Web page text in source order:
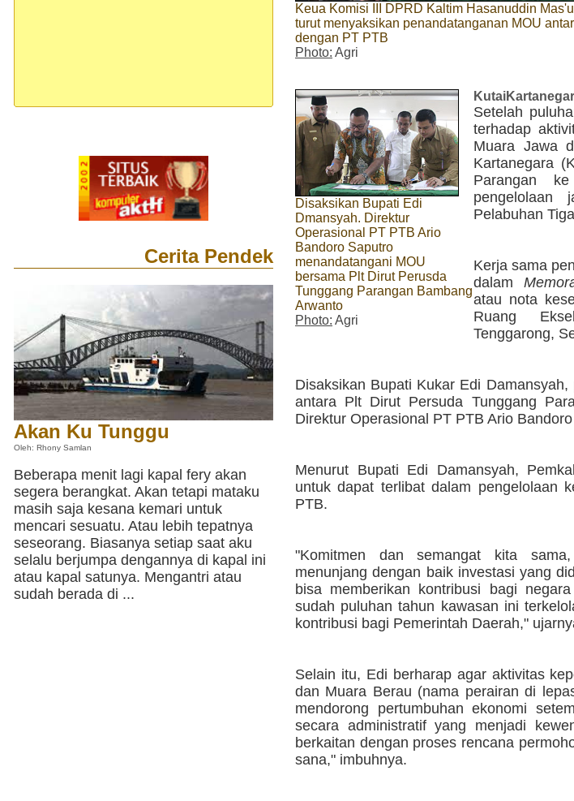
Cerita Pendek
Akan Ku Tunggu
Oleh: Rhony Samlan
Beberapa menit lagi kapal fery akan
segera berangkat. Akan tetapi mataku
masih saja kesana kemari untuk
mencari sesuatu. Atau lebih tepatnya
seseorang. Biasanya setiap saat aku
selalu berjumpa dengannya di kapal ini
atau kapal satunya. Mengantri atau
sudah berada di ...
Keua Komisi III DPRD Kaltim Hasanuddin
turut menyaksikan penandatanganan MOU
dengan PT PTB
Photo: Agri
Disaksikan Bupati Edi
Dmansyah. Direktur
Operasional PT PTB Ario
Bandoro Saputro
menandatangani MOU
bersama Plt Dirut Perusda
Tunggang Parangan Bambang
Arwanto
Photo: Agri
Setelah
terhadap
Muara Jawa
Kartanegara
Parangan
pengelolaan
Pelabuhan
Kerja sama
dalam
atau nota
Ruang
Tenggarong,
Disaksikan Bupati Kukar Edi
antara Plt Dirut Persuda Tunggang
Direktur Operasional PT PTB Ario
Menurut Bupati Edi Damansyah,
untuk dapat terlibat dalam pengelolaan
PTB.
"Komitmen dan semangat kita
menunjang dengan baik investasi yang
bisa memberikan kontribusi bagi
sudah puluhan tahun kawasan ini
kontribusi bagi Pemerintah Daerah,"
Selain itu, Edi berharap agar aktivitas
dan Muara Berau (nama perairan di
mendorong pertumbuhan ekonomi
secara administratif yang menjadi
berkaitan dengan proses rencana
sana," imbuhnya.